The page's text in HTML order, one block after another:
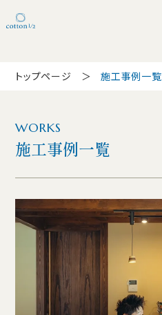
トップページ 施工事例一覧
WORKS
施工事例一覧